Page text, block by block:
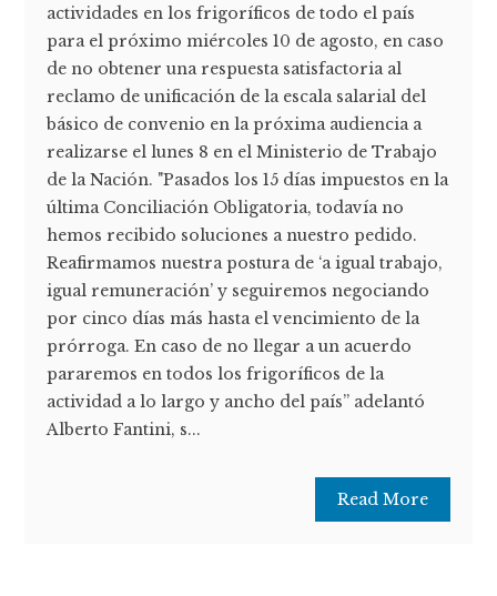
actividades en los frigoríficos de todo el país
para el próximo miércoles 10 de agosto, en caso
de no obtener una respuesta satisfactoria al
reclamo de unificación de la escala salarial del
básico de convenio en la próxima audiencia a
realizarse el lunes 8 en el Ministerio de Trabajo
de la Nación. "Pasados los 15 días impuestos en la
última Conciliación Obligatoria, todavía no
hemos recibido soluciones a nuestro pedido.
Reafirmamos nuestra postura de ‘a igual trabajo,
igual remuneración’ y seguiremos negociando
por cinco días más hasta el vencimiento de la
prórroga. En caso de no llegar a un acuerdo
pararemos en todos los frigoríficos de la
actividad a lo largo y ancho del país” adelantó
Alberto Fantini, s...
Read More